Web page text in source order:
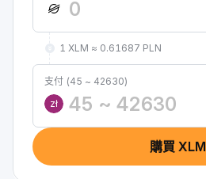
1 XLM ≈ 0.61687 PLN
支付 (45 ~ 42630)
zł
購買 XLM